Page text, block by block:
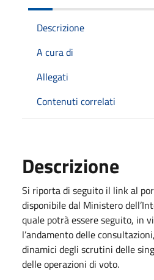
Descrizione
A cura di
Allegati
Contenuti correlati
Descrizione
Si riporta di seguito il link al
disponibile dal Ministero
quale potrà essere seguito, in
l’andamento delle
dinamici degli scrutini delle
delle operazioni di voto.